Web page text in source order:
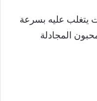
عليه بسرعة
المجادلة